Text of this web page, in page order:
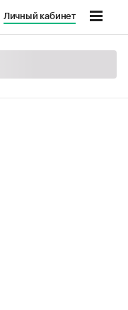
Личный кабинет